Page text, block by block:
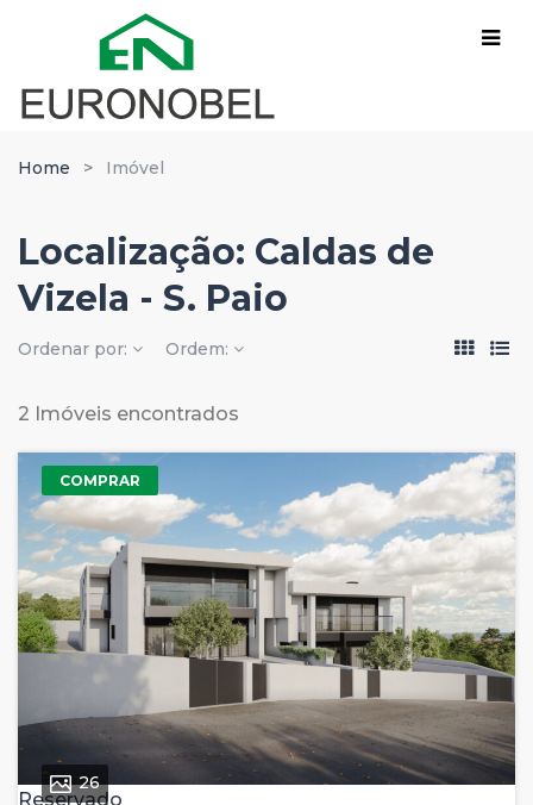
Home Imóvel
Localização: Caldas de
Vizela - S. Paio
Ordenar por: Ordem:
2 Imóveis encontrados
COMPRAR
Reservado
26